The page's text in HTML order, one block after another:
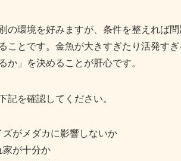
の環境を好みますが、条件を整えれば
ことです。金魚が大きすぎたり活発す
か」を決めることが肝心です。
記を確認してください。
がメダカに影響しないか
家が十分か